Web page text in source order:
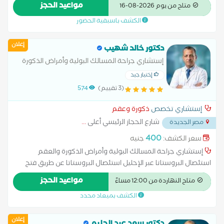
متاح من يوم 2026-08-16 مواعيد الحجز
الكشف باسبقية الحضور
إعلان دكتور خالد شهيب
إستشاري جراحة المسالك البولية وأمراض الذكورة
والعقم
إختيار جيد
(3 تقييم) 574
إستشاري تخصص ذكورة وعقم
مصر الجديدة شارع الحجاز الرئيسي أعلى...
سعر الكشف:400جنيه
إستشاري جراحة المسالك البولية وأمراض الذكورة والعقم
استئصال البروستاتا عبر الإحليل استئصال البروستاتا عن طريق فتح
البطن استئصال الكلية الغسيل البريتوني تفتيت الحصوات زراعة الكلى
علاج الاستسقاء عملية البروستاتا بالليزر عملية دوالي الخصية عملية
سلس البول غسيل الكلى قطع الحبل المنوي اضطرابات البروستاتا
الخصوبة الصحة الإنجابية والجنسية الضعف الجنسي العجز الجنسي
متاح النهاردة من 12:00 مساءً مواعيد الحجز
الكشف بميعاد محدد
إعلان